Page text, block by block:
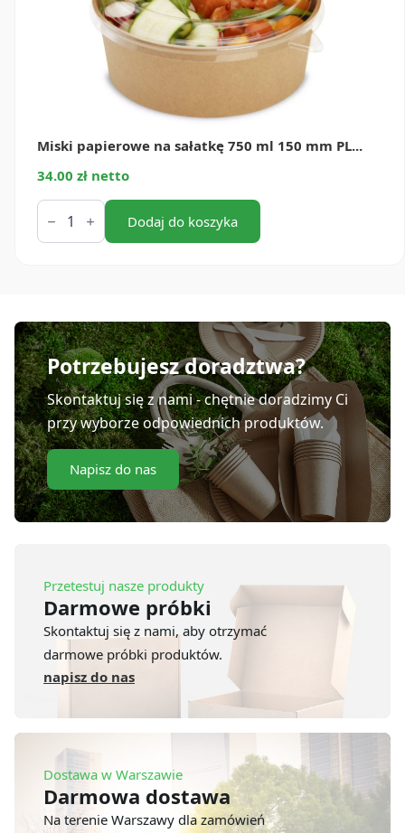
Miski papierowe na sałatkę 750 ml 150 mm PL...
34.00 zł netto
ilość
Miski
papierowe
na
mm
PLASTIC
FREE
(50
szt.)
Dodaj do koszyka
Potrzebujesz doradztwa?
Skontaktuj się z nami - chętnie doradzimy Ci
przy wyborze odpowiednich produktów.
Napisz do nas
Przetestuj nasze produkty
Darmowe próbki
Skontaktuj się z nami, aby otrzymać
darmowe próbki produktów.
napisz do nas
Dostawa w Warszawie
Darmowa dostawa
Na terenie Warszawy dla zamówień